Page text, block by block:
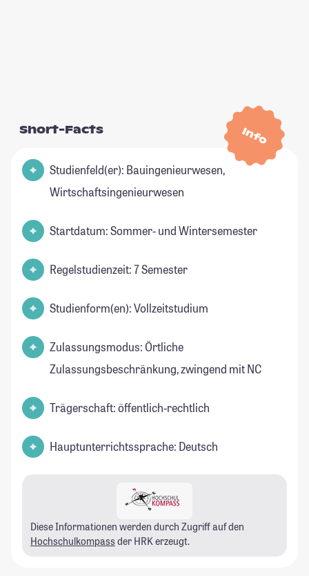
Info
Short-Facts
Studienfeld(er): Bauingenieurwesen,
Wirtschaftsingenieurwesen
Startdatum: Sommer- und Wintersemester
Regelstudienzeit: 7 Semester
Studienform(en): Vollzeitstudium
Zulassungsmodus: Örtliche
Zulassungsbeschränkung, zwingend mit NC
Trägerschaft: öffentlich-rechtlich
Hauptunterrichtssprache: Deutsch
Diese Informationen werden durch Zugriff auf den
Hochschulkompass der HRK erzeugt.